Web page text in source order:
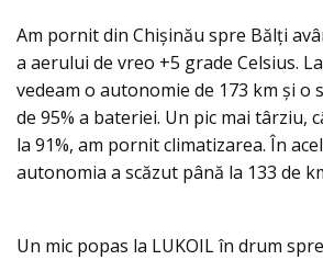
Am pornit din Chișinău spre Bălți
a aerului de vreo +5 grade Celsius.
vedeam o autonomie de 173 km şi o
de 95% a bateriei. Un pic mai târziu,
la 91%, am pornit climatizarea. În
autonomia a scăzut până la 133 de
Un mic popas la LUKOIL în drum